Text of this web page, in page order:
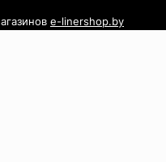
e-linershop.by